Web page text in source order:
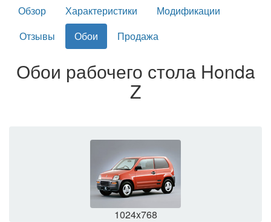
Обзор Характеристики
Модификации
Отзывы
Обои Продажа
Обои рабочего стола Honda
Z
1024x768